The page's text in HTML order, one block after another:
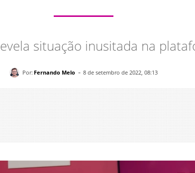
situação inusitada na
Por: Fernando Melo - 8 de setembro de 2022, 08:13